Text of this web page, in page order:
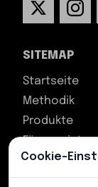
SITEMAP
Startseite
Methodik
Produkte
Für wen ist es
Wer sind wir
Kontakt
Cookie-